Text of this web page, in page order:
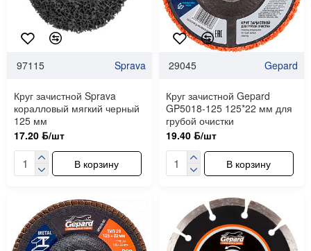
97115 Sprava
Круг зачистной Sprava
коралловый мягкий черный
125 мм
17.20 ƃ/шт
В корзину
29045 Gepard
Круг зачистной Gepard
GP5018-125 125*22 мм для
грубой очистки
19.40 ƃ/шт
В корзину